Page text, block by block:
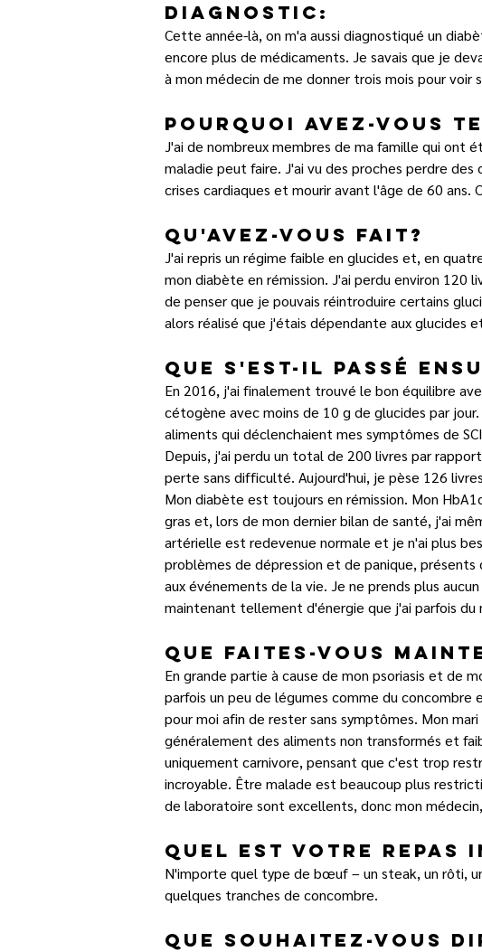
Diagnostic:
Cette année-là, on m'a aussi diagnostiqué un
encore plus de médicaments. Je savais que je
à mon médecin de me donner trois mois pour
Pourquoi avez-vous
J'ai de nombreux membres de ma famille qui ont
maladie peut faire. J'ai vu des proches perdre
crises cardiaques et mourir avant l'âge de 60 ans.
Qu'avez-vous fait?
J'ai repris un régime faible en glucides et, en
mon diabète en rémission. J'ai perdu environ 120
de penser que je pouvais réintroduire certains
alors réalisé que j'étais dépendante aux glucides
Que s'est-il passé
En 2016, j'ai finalement trouvé le bon équilibre
cétogène avec moins de 10 g de glucides par
aliments qui déclenchaient mes symptômes de
Depuis, j'ai perdu un total de 200 livres par
perte sans difficulté. Aujourd'hui, je pèse 126
Mon diabète est toujours en rémission. Mon
gras et, lors de mon dernier bilan de santé, j'ai
artérielle est redevenue normale et je n'ai plus
problèmes de dépression et de panique,
aux événements de la vie. Je ne prends plus
maintenant tellement d'énergie que j'ai parfois du
Que faites-vous
En grande partie à cause de mon psoriasis et de
parfois un peu de légumes comme du
pour moi afin de rester sans symptômes. Mon
généralement des aliments non transformés et
uniquement carnivore, pensant que c'est trop
incroyable. Être malade est beaucoup plus
de laboratoire sont excellents, donc mon
Quel est votre repas
N'importe quel type de bœuf – un steak, un rôti,
quelques tranches de concombre.
Que souhaitez-vous